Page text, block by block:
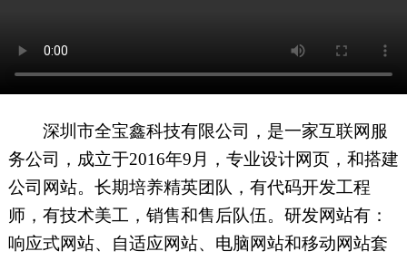
XML地图
深圳市全宝鑫科技有限公司，是一家互联网服
务公司，成立于2016年9月，专业设计网页，和搭建
公司网站。长期培养精英团队，有代码开发工程
师，有技术美工，销售和售后队伍。研发网站有：
响应式网站、自适应网站、电脑网站和移动网站套